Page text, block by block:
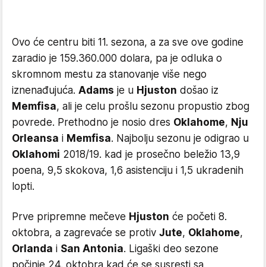
Ovo će centru biti 11. sezona, a za sve ove godine
zaradio je 159.360.000 dolara, pa je odluka o
skromnom mestu za stanovanje više nego
iznenađujuća. Adams je u Hjuston došao iz
Memfisa, ali je celu prošlu sezonu propustio zbog
povrede. Prethodno je nosio dres Oklahome, Nju
Orleansa i Memfisa. Najbolju sezonu je odigrao u
Oklahomi 2018/19. kad je prosečno beležio 13,9
poena, 9,5 skokova, 1,6 asistenciju i 1,5 ukradenih
lopti.
Prve pripremne mečeve Hjuston će početi 8.
oktobra, a zagrevaće se protiv Jute, Oklahome,
Orlanda i San Antonia. Ligaški deo sezone
počinje 24. oktobra kad će se susresti sa